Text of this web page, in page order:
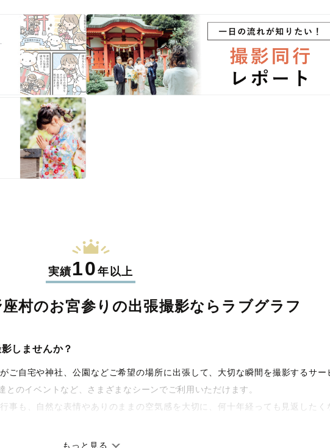
実績10年以上
村のお宮参りの出張撮影なら ラブグラフ
しませんか？
ご自宅や神社、公園などご希望の場所に出張して、大切な瞬間を撮影するサー
のイベントなど、さまざまなシーンでご利用いただけます。
事も、自然な表情やありのままの空気感を大切に、何十年経っても見返したく
もっと見る